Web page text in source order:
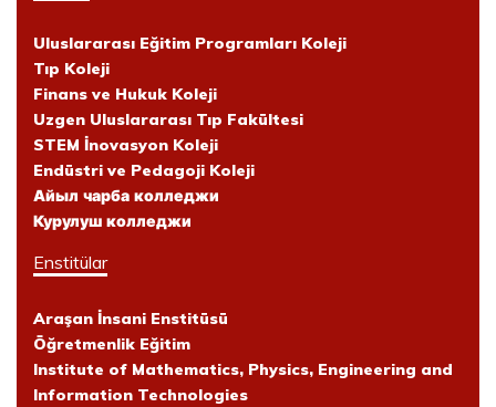
Uluslararası Eğitim Programları Koleji
Tıp Koleji
Finans ve Hukuk Koleji
Uzgen Uluslararası Tıp Fakültesi
STEM İnovasyon Koleji
Endüstri ve Pedagoji Koleji
Айыл чарба колледжи
Курулуш колледжи
Enstitülar
Araşan İnsani Enstitüsü
Öğretmenlik Eğitim
Institute of Mathematics, Physics, Engineering and
Information Technologies